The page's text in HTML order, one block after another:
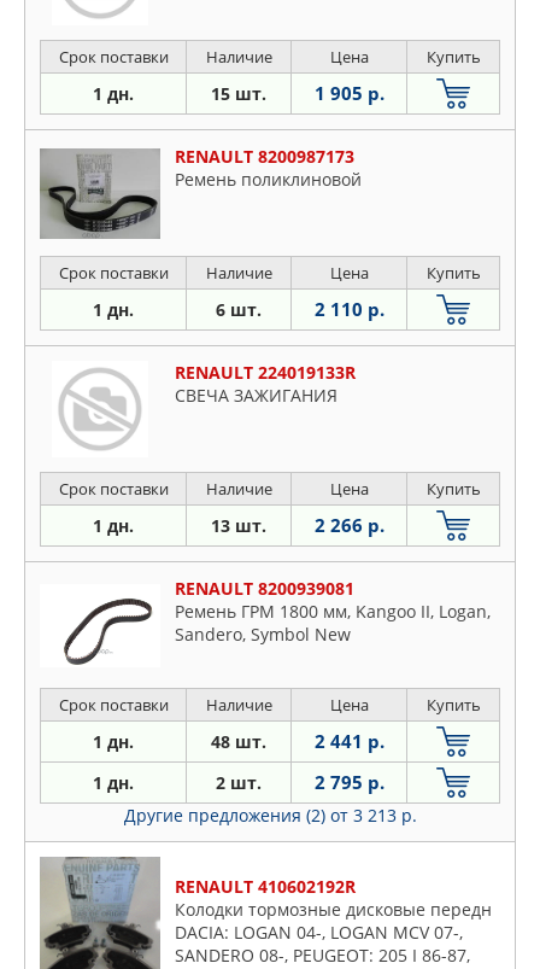
Срок поставки Наличие Цена Купить
1 дн. 15 шт. 1 905 р.
RENAULT 8200987173
Ремень поликлиновой
Срок поставки Наличие Цена Купить
1 дн. 6 шт. 2 110 р.
RENAULT 224019133R
СВЕЧА ЗАЖИГАНИЯ
Срок поставки Наличие Цена Купить
1 дн. 13 шт. 2 266 р.
RENAULT 8200939081
Ремень ГРМ 1800 мм, Kangoo II, Logan,
Sandero, Symbol New
Срок поставки Наличие Цена Купить
1 дн. 48 шт. 2 441 р.
1 дн. 2 шт. 2 795 р.
Другие предложения (2) от 3 213 р.
RENAULT 410602192R
Колодки тормозные дисковые передн
DACIA: LOGAN 04-, LOGAN MCV 07-,
SANDERO 08-, PEUGEOT: 205 I 86-87,